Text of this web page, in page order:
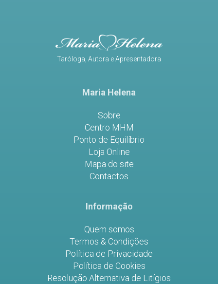
Taróloga, Autora e Apresentadora
Maria Helena
Sobre
Centro MHM
Ponto de Equilíbrio
Loja Online
Mapa do site
Contactos
Informação
Quem somos
Termos & Condições
Política de Privacidade
Política de Cookies
Resolução Alternativa de Litígios